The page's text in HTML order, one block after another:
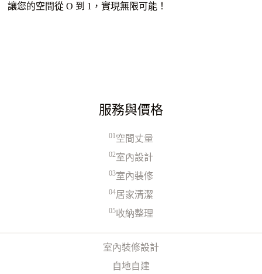
讓您的空間從 O 到 1，實現無限可能！
服務與價格
01空間丈量
02室內設計
03室內裝修
04居家清潔
05收納整理
室內裝修設計
自地自建